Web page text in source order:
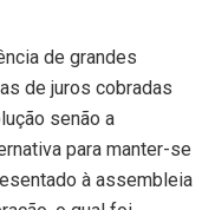
de grandes
de juros cobradas
senão a
para manter-se
à assembleia